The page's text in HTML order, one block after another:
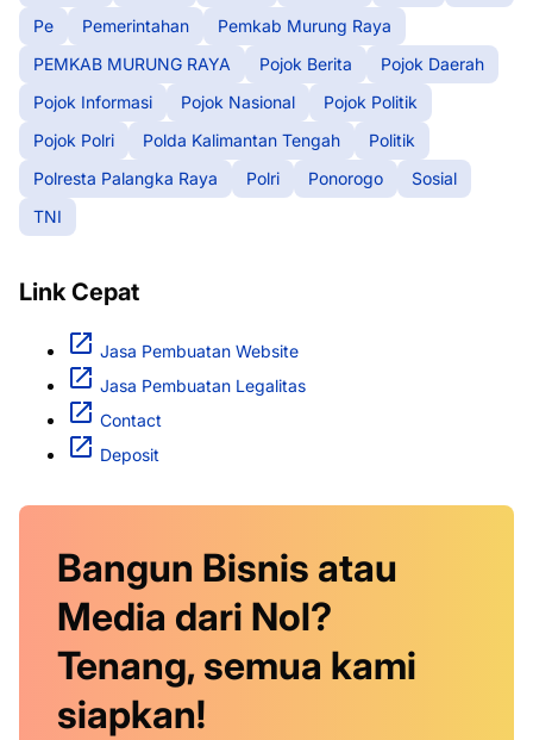
Pe
Pemerintahan
Pemkab Murung Raya
PEMKAB MURUNG RAYA
Pojok Berita
Pojok Daerah
Pojok Informasi
Pojok Nasional
Pojok Politik
Pojok Polri
Polda Kalimantan Tengah
Politik
Polresta Palangka Raya
Polri Ponorogo
Sosial
TNI
Link Cepat
Jasa Pembuatan Website
Jasa Pembuatan Legalitas
Contact
Deposit
Bangun Bisnis atau
Media dari Nol?
Tenang, semua kami
siapkan!